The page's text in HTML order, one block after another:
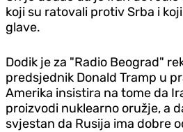
koji su ratovali protiv Srba i
glave.
Dodik je za "Radio Beograd"
predsjednik Donald Tramp u
Amerika insistira na tome da
proizvodi nuklearno oružje, a
svjestan da Rusija ima dobre